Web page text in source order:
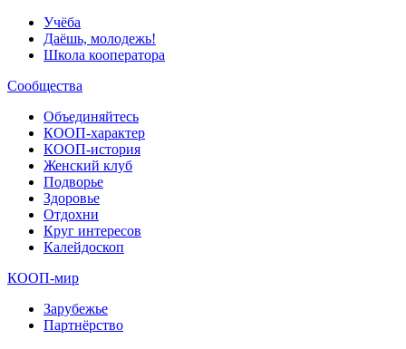
Учёба
Даёшь, молодежь!
Школа кооператора
Сообщества
Объединяйтесь
КООП-характер
КООП-история
Женский клуб
Подворье
Здоровье
Отдохни
Круг интересов
Калейдоскоп
КООП-мир
Зарубежье
Партнёрство